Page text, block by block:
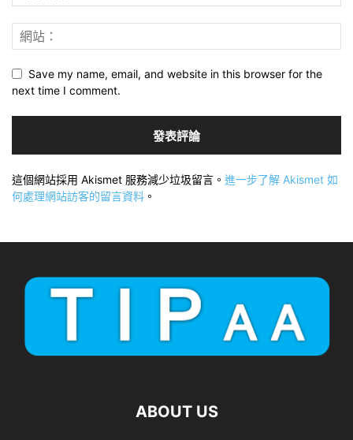
Save my name, email, and website in this browser for the
next time I comment.
這個網站採用 Akismet 服務減少垃圾留言。 進一步了解 Akismet 如
何處理網站訪客的留言資料 。
ABOUT US